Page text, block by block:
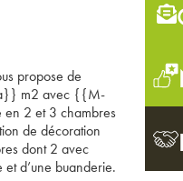
propose de
m2 avec {{M-
en 2 et 3 chambres
de décoration
dont 2 avec
d’une buanderie.